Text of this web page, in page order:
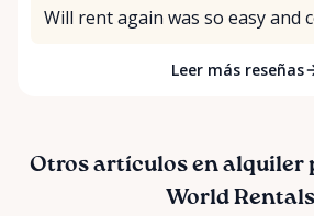
Will rent again was so easy and
Leer más reseñas
Otros artículos en alquiler
World